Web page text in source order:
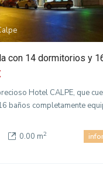
con 14 dormitorios y
Hotel CALPE, que
baños completamente
0.00 m2